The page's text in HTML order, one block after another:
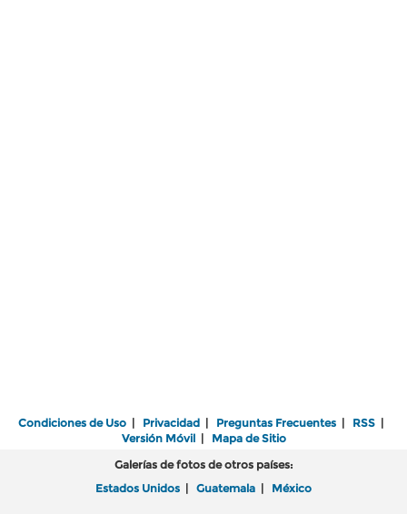
Condiciones de Uso | Privacidad | Preguntas Frecuentes | RSS |
Versión Móvil| Mapa de Sitio
Galerías de fotos de otros países:
Estados Unidos | Guatemala | México